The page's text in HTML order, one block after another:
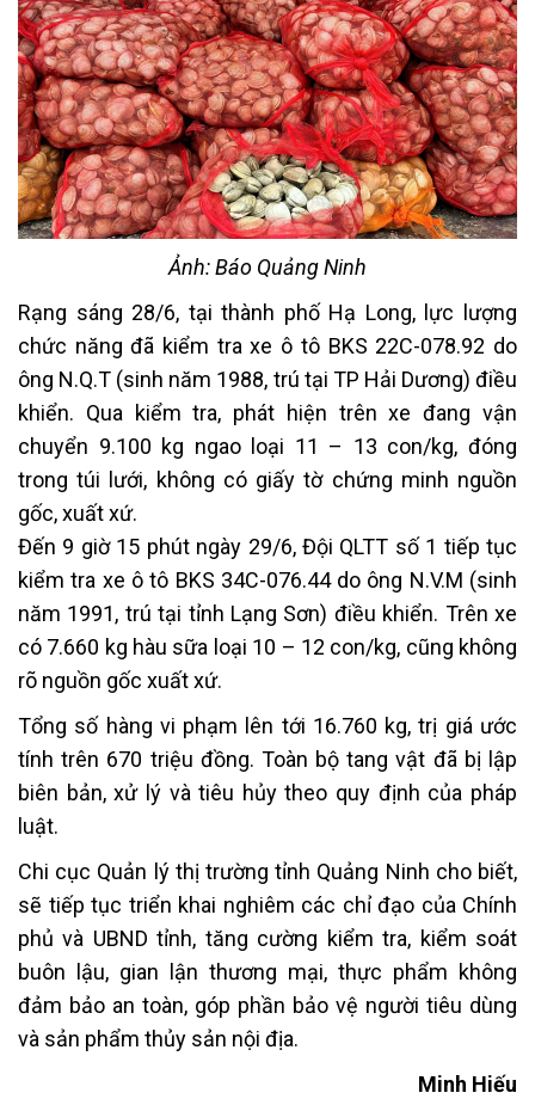
Ảnh: Báo Quảng Ninh
Rạng sáng 28/6, tại thành phố Hạ Long, lực lượng
chức năng đã kiểm tra xe ô tô BKS 22C-078.92 do
ông N.Q.T (sinh năm 1988, trú tại TP Hải Dương) điều
khiển. Qua kiểm tra, phát hiện trên xe đang vận
chuyển 9.100 kg ngao loại 11 – 13 con/kg, đóng
trong túi lưới, không có giấy tờ chứng minh nguồn
gốc, xuất xứ.
Đến 9 giờ 15 phút ngày 29/6, Đội QLTT số 1 tiếp tục
kiểm tra xe ô tô BKS 34C-076.44 do ông N.V.M (sinh
năm 1991, trú tại tỉnh Lạng Sơn) điều khiển. Trên xe
có 7.660 kg hàu sữa loại 10 – 12 con/kg, cũng không
rõ nguồn gốc xuất xứ.
Tổng số hàng vi phạm lên tới 16.760 kg, trị giá ước
tính trên 670 triệu đồng. Toàn bộ tang vật đã bị lập
biên bản, xử lý và tiêu hủy theo quy định của pháp
luật.
Chi cục Quản lý thị trường tỉnh Quảng Ninh cho biết,
sẽ tiếp tục triển khai nghiêm các chỉ đạo của Chính
phủ và UBND tỉnh, tăng cường kiểm tra, kiểm soát
buôn lậu, gian lận thương mại, thực phẩm không
đảm bảo an toàn, góp phần bảo vệ người tiêu dùng
và sản phẩm thủy sản nội địa.
Minh Hiếu